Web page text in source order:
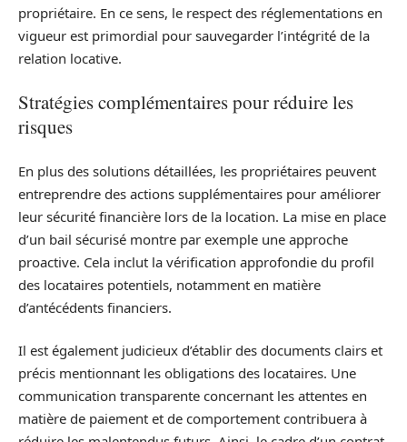
propriétaire. En ce sens, le respect des réglementations en
vigueur est primordial pour sauvegarder l’intégrité de la
relation locative.
Stratégies complémentaires pour réduire les
risques
En plus des solutions détaillées, les propriétaires peuvent
entreprendre des actions supplémentaires pour améliorer
leur sécurité financière lors de la location. La mise en place
d’un bail sécurisé montre par exemple une approche
proactive. Cela inclut la vérification approfondie du profil
des locataires potentiels, notamment en matière
d’antécédents financiers.
Il est également judicieux d’établir des documents clairs et
précis mentionnant les obligations des locataires. Une
communication transparente concernant les attentes en
matière de paiement et de comportement contribuera à